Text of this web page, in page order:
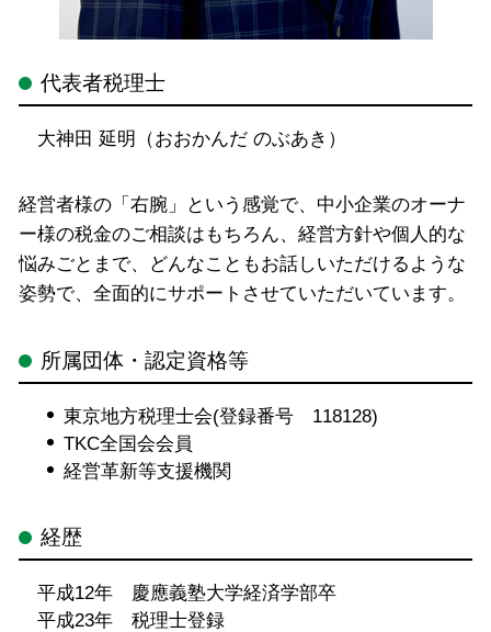
代表者税理士
大神田 延明（おおかんだ のぶあき）
経営者様の「右腕」という感覚で、中小企業のオーナ
ー様の税金のご相談はもちろん、経営方針や個人的な
悩みごとまで、どんなこともお話しいただけるような
姿勢で、全面的にサポートさせていただいています。
所属団体・認定資格等
東京地方税理士会(登録番号 118128)
TKC全国会会員
経営革新等支援機関
経歴
平成12年 慶應義塾大学経済学部卒
平成23年 税理士登録